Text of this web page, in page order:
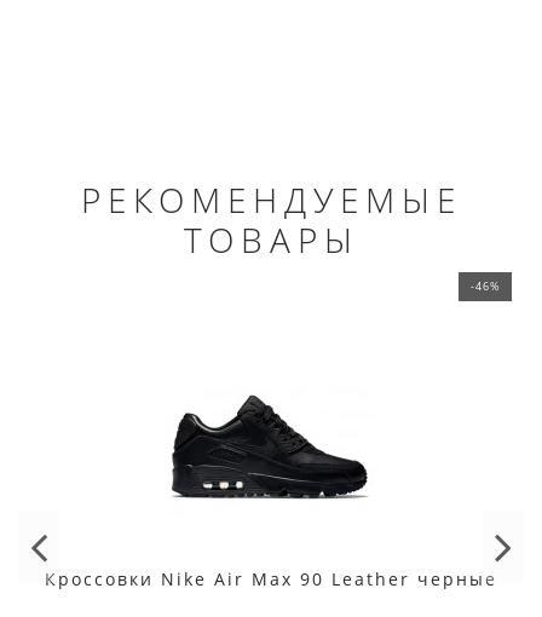
РЕКОМЕНДУЕМЫЕ
ТОВАРЫ
-46%
Кроссовки Nike Air Max 90 Leather черные